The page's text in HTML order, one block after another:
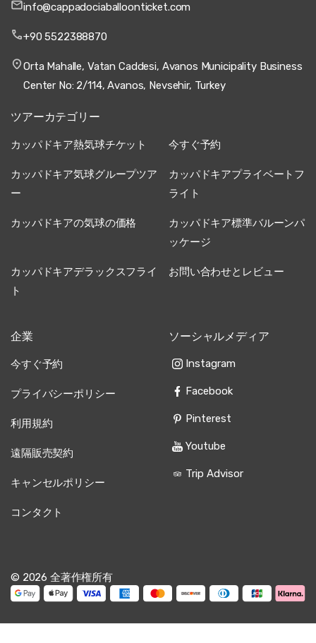
info@cappadociaballoonticket.com
+90 5522388870
Orta Mahalle, Vatan Caddesi, Avanos Municipality Business
Center No: 2/114, Avanos, Nevsehir, Turkey
ツアーカテゴリー
カッパドキア熱気球チケット 今すぐ予約
カッパドキア気球グループツア
ー
カッパドキアプライベートフ
ライト
カッパドキアの気球の価格
カッパドキア標準バルーンパ
ッケージ
カッパドキアデラックスフライ
ト
お問い合わせとレビュー
企業
今すぐ予約
プライバシーポリシー
利用規約
遠隔販売契約
キャンセルポリシー
コンタクト
ソーシャルメディア
Instagram
Facebook
Pinterest
Youtube
Trip Advisor
© 2026 全著作権所有